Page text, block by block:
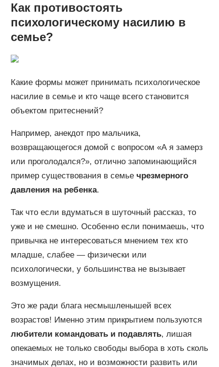
Как противостоять
психологическому насилию в
семье?
Какие формы может принимать психологическое
насилие в семье и кто чаще всего становится
объектом притеснений?
Например, анекдот про мальчика,
возвращающегося домой с вопросом «А я замерз
или проголодался?», отлично запоминающийся
пример существования в семье чрезмерного
давления на ребенка.
Так что если вдуматься в шуточный рассказ, то
уже и не смешно. Особенно если понимаешь, что
привычка не интересоваться мнением тех кто
младше, слабее — физически или
психологически, у большинства не вызывает
возмущения.
Это же ради блага несмышленышей всех
возрастов! Именно этим прикрытием пользуются
любители командовать и подавлять, лишая
опекаемых не только свободы выбора в хоть сколь
значимых делах, но и возможности развить или